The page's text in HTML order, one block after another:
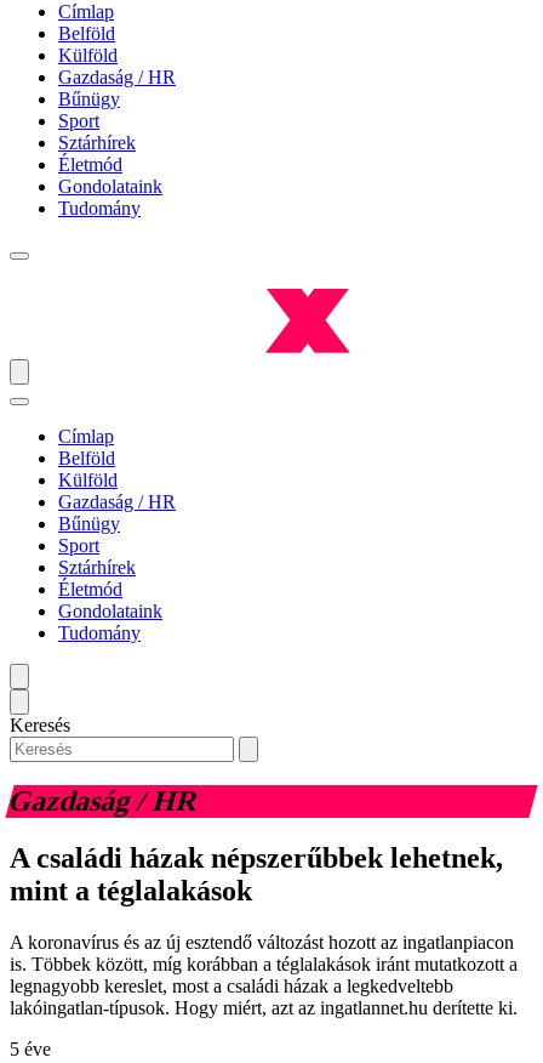
Címlap
Belföld
Külföld
Gazdaság / HR
Bűnügy
Sport
Sztárhírek
Életmód
Gondolataink
Tudomány
Címlap
Belföld
Külföld
Gazdaság / HR
Bűnügy
Sport
Sztárhírek
Életmód
Gondolataink
Tudomány
Keresés
Gazdaság / HR
A családi házak népszerűbbek lehetnek,
mint a téglalakások
A koronavírus és az új esztendő változást hozott az ingatlanpiacon
is. Többek között, míg korábban a téglalakások iránt mutatkozott a
legnagyobb kereslet, most a családi házak a legkedveltebb
lakóingatlan-típusok. Hogy miért, azt az ingatlannet.hu derítette ki.
5 éve